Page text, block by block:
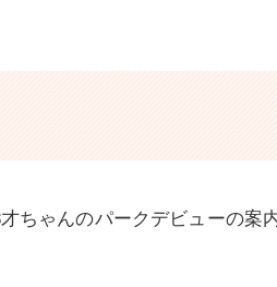
ちゃんのパークデビューの案